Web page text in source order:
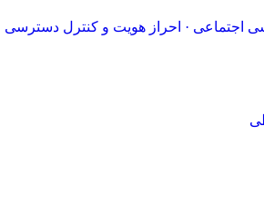
اجتماعی · احراز هویت و کنترل دسترسی